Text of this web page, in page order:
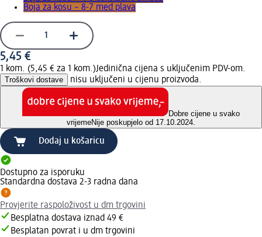
Boja za kosu – 8-7 med plava
5,45 €
1 kom. (5,45 € za 1 kom.)Jedinična cijena s uključenim PDV-om.
Troškovi dostave nisu uključeni u cijenu proizvoda.
Dobre cijene u svako
vrijemeNije poskupjelo od 17.10.2024.
Dodaj u košaricu
Dostupno za isporuku
Standardna dostava 2-3 radna dana
Provjerite raspoloživost u dm trgovini
Besplatna dostava iznad 49 €
Besplatan povrat i u dm trgovini